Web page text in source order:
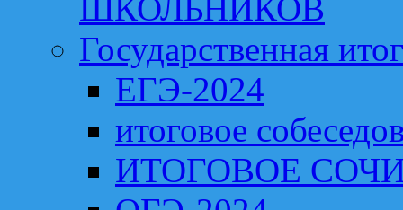
ШКОЛЬНИКОВ
Государственная
ЕГЭ-2024
итоговое
ИТОГОВОЕ